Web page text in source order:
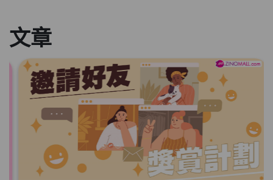
此商品最多可加購1件
HKD$88
HKD$145
加入購物車
Round Lab 白樺樹水份防曬霜 50ml
(到期日2027年2月)
此商品最多可加購1件
HKD$85
HKD$145
加入購物車
文章